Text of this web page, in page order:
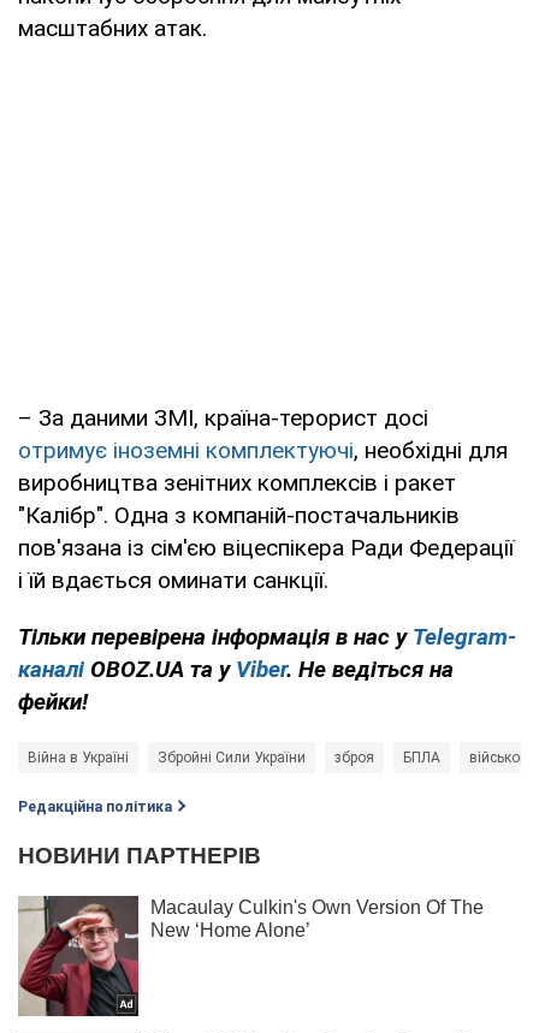
масштабних атак.
– За даними ЗМІ, країна-терорист досі
отримує іноземні комплектуючі, необхідні для
виробництва зенітних комплексів і ракет
"Калібр". Одна з компаній-постачальників
пов'язана із сім'єю віцеспікера Ради Федерації
і їй вдається оминати санкції.
Тільки перевірена інформація в нас у Telegram-
каналі OBOZ.UA та у Viber. Не ведіться на
фейки!
Війна в Україні Збройні Сили України зброя БПЛА військова
Редакційна політика